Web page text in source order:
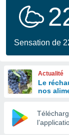
en
Sensation de
Actualité
Le
nos